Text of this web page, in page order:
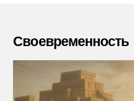
Своевременность